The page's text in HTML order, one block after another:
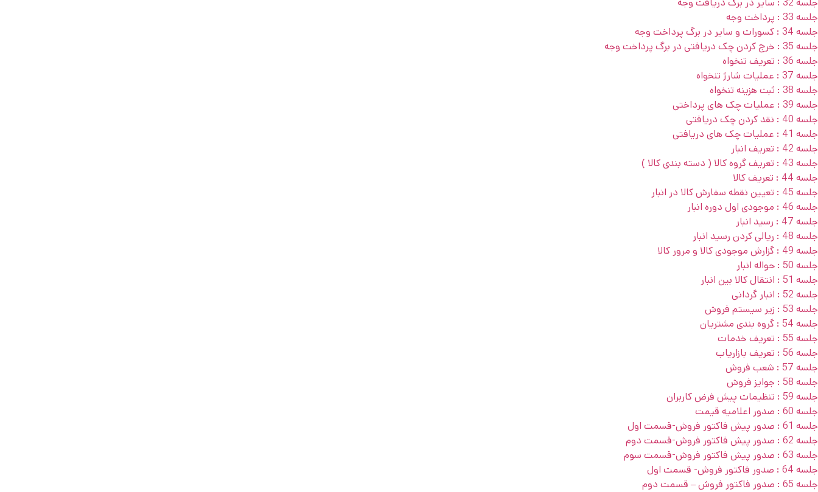
جلسه 33 : پرداخت وجه
جلسه 34 : کسورات و سایر در برگ پرداخت وجه
جلسه 35 : خرج کردن چک دریافتی در برگ پرداخت وجه
جلسه 36 : تعریف تنخواه
جلسه 37 : عملیات شارژ تنخواه
جلسه 38 : ثبت هزینه تنخواه
جلسه 39 : عملیات چک های پرداختی
جلسه 40 : نقد کردن چک دریافتی
جلسه 41 : عملیات چک های دریافتی
جلسه 42 : تعریف انبار
جلسه 43 : تعریف گروه کالا ( دسته بندی کالا )
جلسه 44 : تعریف کالا
جلسه 45 : تعیین نقطه سفارش کالا در انبار
جلسه 46 : موجودی اول دوره انبار
جلسه 47 : رسید انبار
جلسه 48 : ریالی کردن رسید انبار
جلسه 49 : گزارش موجودی کالا و مرور کالا
جلسه 50 : حواله انبار
جلسه 51 : انتقال کالا بین انبار
جلسه 52 : انبار گردانی
جلسه 53 : زیر سیستم فروش
جلسه 54 : گروه بندی مشتریان
جلسه 55 : تعریف خدمات
جلسه 56 : تعریف بازاریاب
جلسه 57 : شعب فروش
جلسه 58 : جوایز فروش
جلسه 59 : تنظیمات پیش فرض کاربران
جلسه 60 : صدور اعلامیه قیمت
جلسه 61 : صدور پیش فاکتور فروش-قسمت اول
جلسه 62 : صدور پیش فاکتور فروش-قسمت دوم
جلسه 63 : صدور پیش فاکتور فروش-قسمت سوم
جلسه 64 : صدور فاکتور فروش- قسمت اول
جلسه 65 : صدور فاکتور فروش – قسمت دوم